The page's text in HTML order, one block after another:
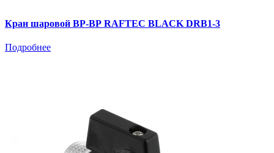
Кран шаровой ВР-ВР RAFTEC BLACK DRB1-3
Подробнее